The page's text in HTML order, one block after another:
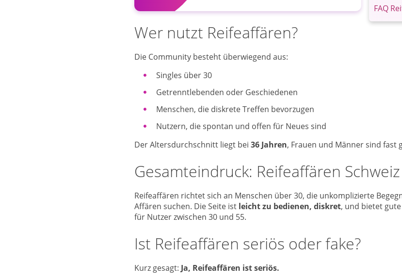
FAQ
Wer nutzt Reifeaffären?
Die Community besteht überwiegend aus:
Singles über 30
Getrenntlebenden oder Geschiedenen
Menschen, die diskrete Treffen bevorzugen
Nutzern, die spontan und offen für Neues sind
Der Altersdurchschnitt liegt bei 36 Jahren, Frauen und Männer sind fast
Gesamteindruck: Reifeaffären Schweiz
Reifeaffären richtet sich an Menschen über 30, die unkomplizierte
Affären suchen. Die Seite ist leicht zu bedienen, diskret, und bietet
für Nutzer zwischen 30 und 55.
Ist Reifeaffären seriös oder fake?
Kurz gesagt: Ja, Reifeaffären ist seriös.